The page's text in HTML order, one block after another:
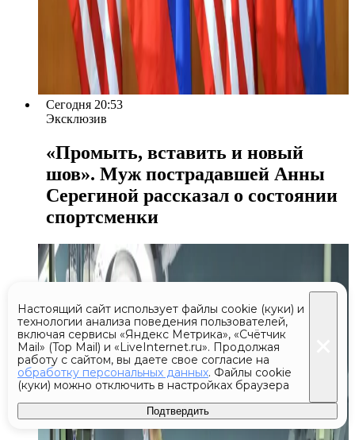
Сегодня 20:53
Эксклюзив
«Промыть, вставить и новый
шов». Муж пострадавшей Анны
Серегиной рассказал о состоянии
спортсменки
Настоящий сайт использует файлы cookie (куки) и
технологии анализа поведения пользователей,
включая сервисы «Яндекс Метрика», «Счётчик
Mail» (Top Mail) и «LiveInternet.ru». Продолжая
работу с сайтом, вы даете свое согласие на
обработку персональных данных. Файлы cookie
(куки) можно отключить в настройках браузера
Подтвердить